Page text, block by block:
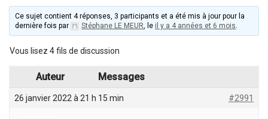
Ce sujet contient 4 réponses, 3 participants et a été mis à jour pour la
dernière fois par
Stéphane LE MEUR, le il y a 4 années et 6 mois.
Vous lisez 4 fils de discussion
Auteur Messages
26 janvier 2022 à 21 h 15 min #2991